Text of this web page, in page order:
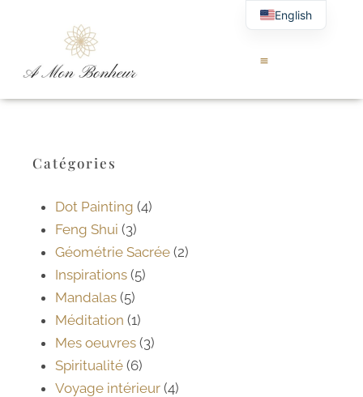
Catégories
Dot Painting (4)
Feng Shui (3)
Géométrie Sacrée (2)
Inspirations (5)
Mandalas (5)
Méditation (1)
Mes oeuvres (3)
Spiritualité (6)
Voyage intérieur (4)
English